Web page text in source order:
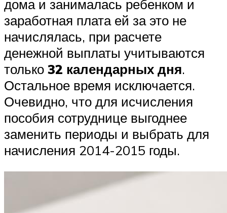
дома и занималась ребенком и
заработная плата ей за это не
начислялась, при расчете
денежной выплаты учитываются
только 32 календарных дня.
Остальное время исключается.
Очевидно, что для исчисления
пособия сотруднице выгоднее
заменить периоды и выбрать для
начисления 2014-2015 годы.